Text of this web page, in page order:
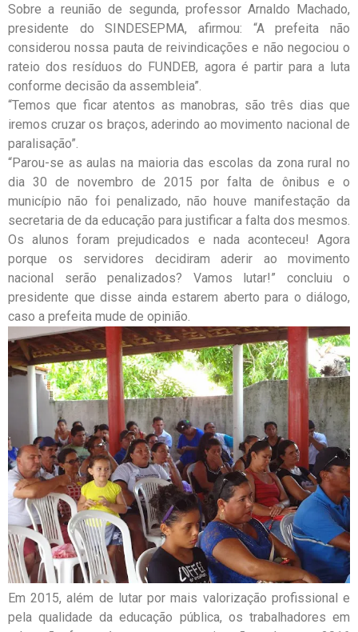
Sobre a reunião de segunda, professor Arnaldo Machado,
presidente do SINDESEPMA, afirmou: “A prefeita não
considerou nossa pauta de reivindicações e não negociou o
rateio dos resíduos do FUNDEB, agora é partir para a luta
conforme decisão da assembleia”.
“Temos que ficar atentos as manobras, são três dias que
iremos cruzar os braços, aderindo ao movimento nacional de
paralisação”.
“Parou-se as aulas na maioria das escolas da zona rural no
dia 30 de novembro de 2015 por falta de ônibus e o
município não foi penalizado, não houve manifestação da
secretaria de da educação para justificar a falta dos mesmos.
Os alunos foram prejudicados e nada aconteceu! Agora
porque os servidores decidiram aderir ao movimento
nacional serão penalizados? Vamos lutar!” concluiu o
presidente que disse ainda estarem aberto para o diálogo,
caso a prefeita mude de opinião.
Em 2015, além de lutar por mais valorização profissional e
pela qualidade da educação pública, os trabalhadores em